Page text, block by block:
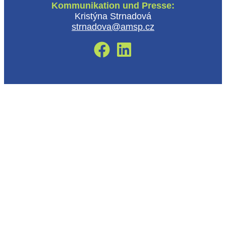
Kommunikation und Presse:
Kristýna Strnadová
strnadova@amsp.cz